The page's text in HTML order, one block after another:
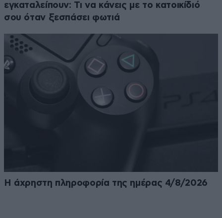
εγκαταλείπουν: Τι να κάνεις με το κατοικίδιό
σου όταν ξεσπάσει φωτιά
Η άχρηστη πληροφορία της ημέρας 4/8/2026